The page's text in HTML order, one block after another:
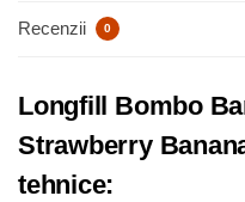
Recenzii 0
Longfill Bombo
Strawberry
tehnice: